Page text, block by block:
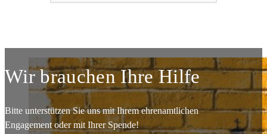
Wir brauchen Ihre Hilfe
Bitte unterstützen Sie uns mit Ihrem ehrenamtlichen
Engagement oder mit Ihrer Spende!